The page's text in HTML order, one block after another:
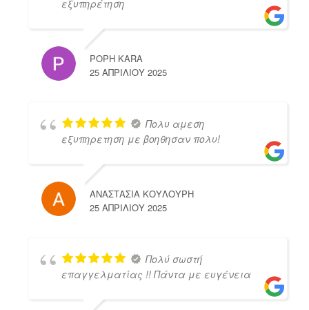
εξυπηρέτηση
POPH KARA
25 ΑΠΡΙΛΊΟΥ 2025
Πολυ αμεση
εξυπηρετηση με βοηθησαν πολυ!
ΑΝΑΣΤΑΣΙΑ ΚΟΥΛΟΥΡΗ
25 ΑΠΡΙΛΊΟΥ 2025
Πολύ σωστή
επαγγελματίας !! Πάντα με ευγένεια